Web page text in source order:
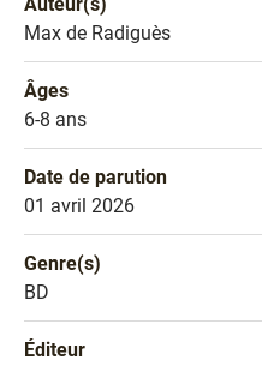
Facebook
!
Nom de l'auteur
Max de Radiguès
Âges
Âges
6-8 ans
Date de parution
Date de parution
01 avril 2026
Genre(s)
Genre littéraire
BD
Éditeur